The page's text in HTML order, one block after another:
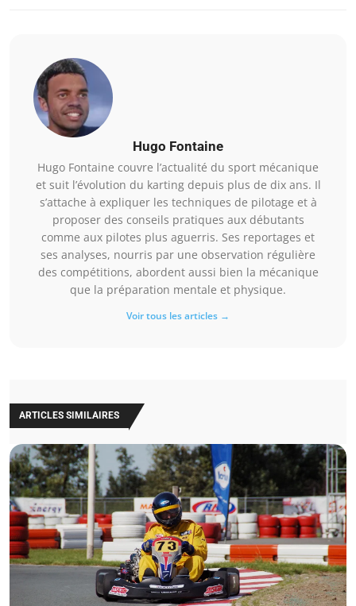
Hugo Fontaine
Hugo Fontaine couvre l’actualité du sport mécanique
et suit l’évolution du karting depuis plus de dix ans. Il
s’attache à expliquer les techniques de pilotage et à
proposer des conseils pratiques aux débutants
comme aux pilotes plus aguerris. Ses reportages et
ses analyses, nourris par une observation régulière
des compétitions, abordent aussi bien la mécanique
que la préparation mentale et physique.
Voir tous les articles →
ARTICLES SIMILAIRES